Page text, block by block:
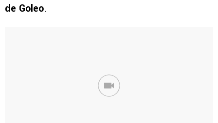
de Goleo.